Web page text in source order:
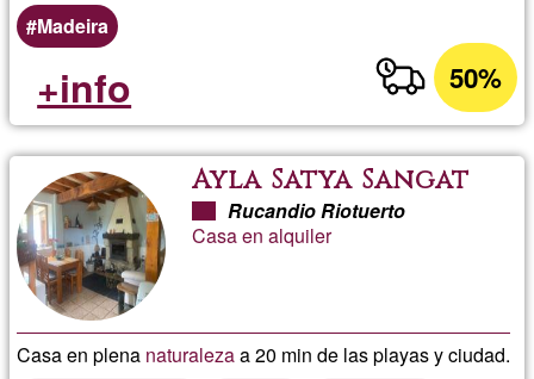
Madeira
50%
+info
Ayla Satya Sangat
Rucandio Riotuerto
Casa en alquiler
Casa en plena naturalezaa 20 min de las playas y ciudad.